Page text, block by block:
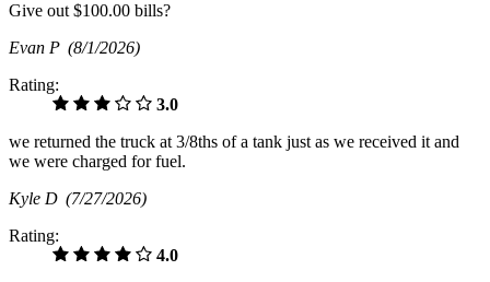
Give out $100.00 bills?
Evan P (8/1/2026)
Rating:
3.0
we returned the truck at 3/8ths of a tank just as we received it and
we were charged for fuel.
Kyle D (7/27/2026)
Rating:
4.0